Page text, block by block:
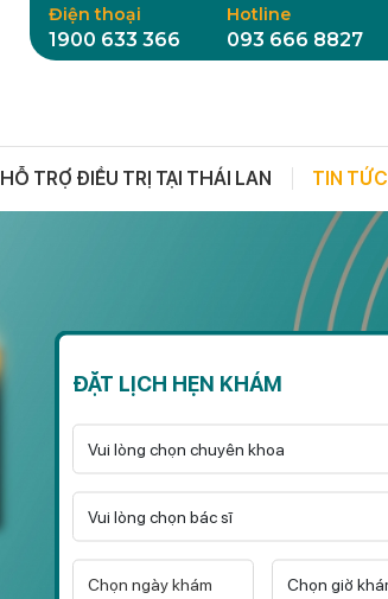
Điện thoại
1900 633 366
Hotline
093 666 8827
HỖ TRỢ ĐIỀU TRỊ TẠI THÁI LAN TIN TỨC
ĐẶT LỊCH HẸN KHÁM